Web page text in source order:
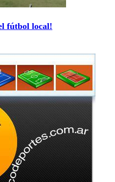
fútbol local!